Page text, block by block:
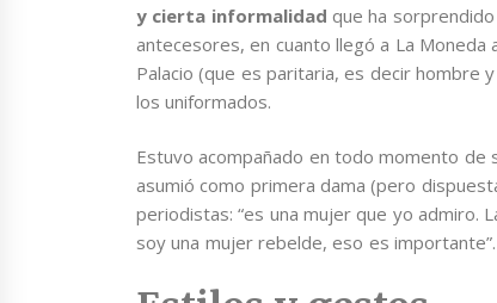
y cierta informalidad que ha
antecesores, en cuanto llegó a La Moneda
Palacio (que es paritaria, es decir hombre
los uniformados.
Estuvo acompañado en todo momento de
asumió como primera dama (pero
periodistas: “es una mujer que yo admiro.
soy una mujer rebelde, eso es importante”.